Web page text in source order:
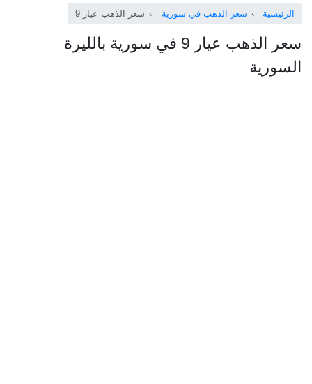
الرئيسية سعر الذهب في سورية سعر الذهب عيار 9
سعر الذهب عيار 9 في سورية بالليرة
السورية